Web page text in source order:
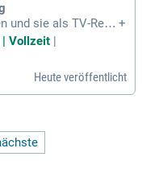
und sie als TV-Repo
für hoch
Inter
+
| Vollzeit |
Heute veröffentlicht